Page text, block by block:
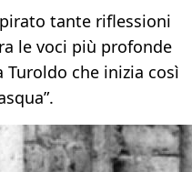
tante riflessioni
le voci più profonde
che inizia così